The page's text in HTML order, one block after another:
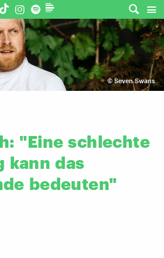
©Seven Swans
"Eine schlechte
kann das
bedeuten"